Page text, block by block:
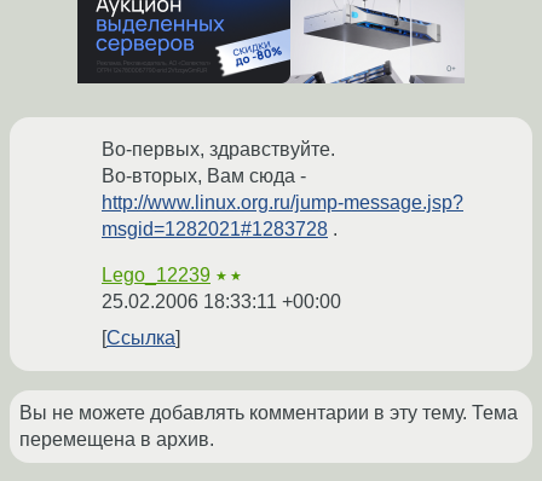
Во-первых, здравствуйте.
Во-вторых, Вам сюда -
http://www.linux.org.ru/jump-message.jsp?
msgid=1282021#1283728 .
Lego_12239 ★★
25.02.2006 18:33:11 +00:00
Ссылка
Вы не можете добавлять комментарии в эту тему. Тема
перемещена в архив.